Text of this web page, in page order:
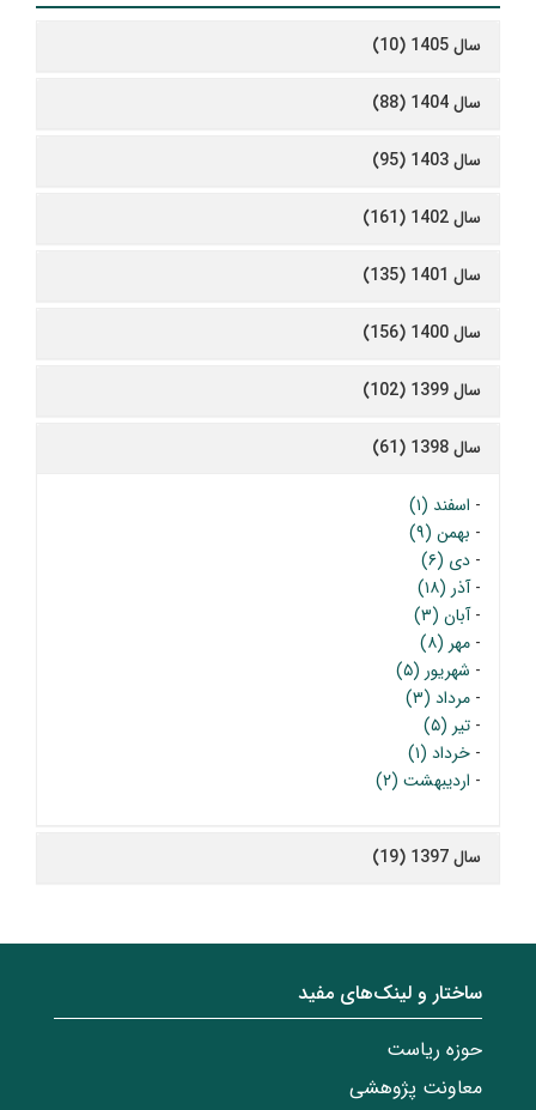
سال 1405 (10)
سال 1404 (88)
سال 1403 (95)
سال 1402 (161)
سال 1401 (135)
سال 1400 (156)
سال 1399 (102)
سال 1398 (61)
- اسفند (۱)
- بهمن (۹)
- دی (۶)
-آذر (۱۸)
-آبان (۳)
- مهر (۸)
- شهریور (۵)
- مرداد (۳)
- تیر (۵)
- خرداد (۱)
- اردیبهشت (۲)
سال 1397 (19)
ساختار‌‌ و‌‌ لینک‌های مفید
حوزه ریاست
معاونت پژوهشی